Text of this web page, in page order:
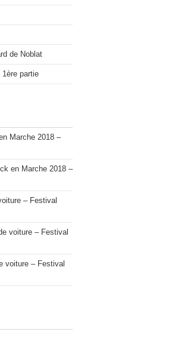
de Noblat
partie
Marche 2018 –
en Marche 2018 –
– Festival
voiture – Festival
voiture – Festival